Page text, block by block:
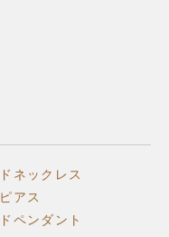
ネックレス
アス
ペンダント